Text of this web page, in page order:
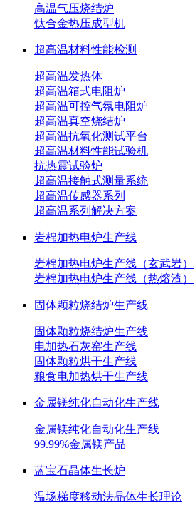
高温气压烧结炉
钛合金热压成型机
超高温材料性能检测
超高温发热体
超高温箱式电阻炉
超高温可控气氛电阻炉
超高温真空烧结炉
超高温抗氧化测试平台
超高温材料性能试验机
抗热震试验炉
超高温接触式测量系统
超高温传感器系列
超高温系列解决方案
岩棉加热电炉生产线
岩棉加热电炉生产线（玄武岩）
岩棉加热电炉生产线（热熔渣）
固体颗粒烧结炉生产线
固体颗粒烧结炉生产线
电加热石灰窑生产线
固体颗粒烘干生产线
粮食电加热烘干生产线
金属镁纯化自动化生产线
金属镁纯化自动化生产线
99.99%金属镁产品
蓝宝石晶体生长炉
温场梯度移动法晶体生长理论